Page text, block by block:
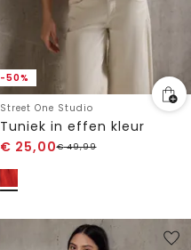
-50%
Street One Studio
Tuniek in effen kleur
€ 25,00€49,99